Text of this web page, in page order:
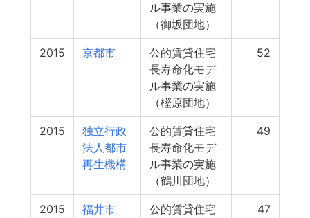
ル事業の実施
（御坂団地）
2015 京都市
公的賃貸住宅
長寿命化モデ
ル事業の実施
（樫原団地）
52
2015
独立行政
法人都市
再生機構
公的賃貸住宅
長寿命化モデ
ル事業の実施
（鶴川団地）
49
2015 福井市
公的賃貸住宅
47